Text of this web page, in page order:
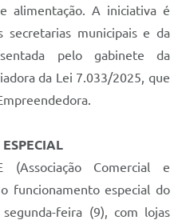
alimentação. A iniciativa é
municipais e da
pelo gabinete da
da Lei 7.033/2025, que
Comercial e
funcionamento especial do
feira (9), com lojas